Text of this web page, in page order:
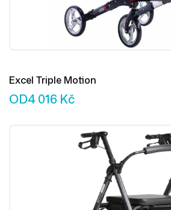
Excel Triple Motion
OD4 016 Kč